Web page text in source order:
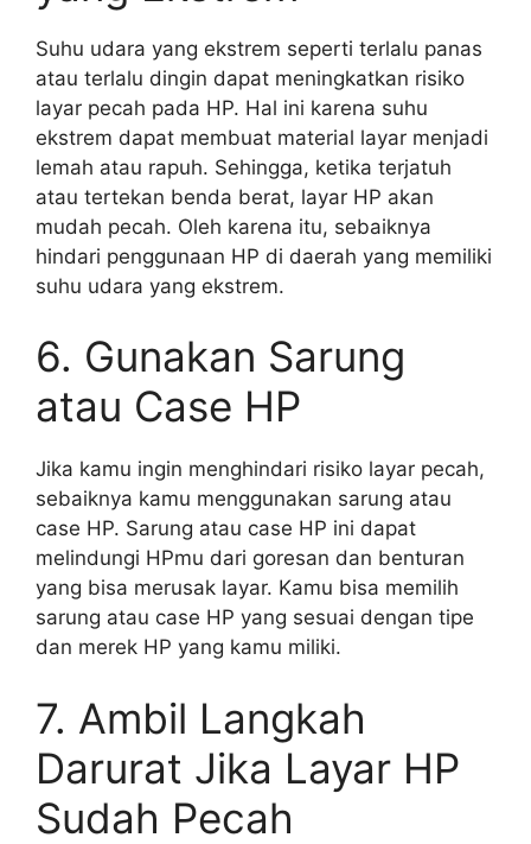
Suhu udara yang ekstrem seperti terlalu panas
atau terlalu dingin dapat meningkatkan risiko
layar pecah pada HP. Hal ini karena suhu
ekstrem dapat membuat material layar menjadi
lemah atau rapuh. Sehingga, ketika terjatuh
atau tertekan benda berat, layar HP akan
mudah pecah. Oleh karena itu, sebaiknya
hindari penggunaan HP di daerah yang memiliki
suhu udara yang ekstrem.
6. Gunakan Sarung
atau Case HP
Jika kamu ingin menghindari risiko layar pecah,
sebaiknya kamu menggunakan sarung atau
case HP. Sarung atau case HP ini dapat
melindungi HPmu dari goresan dan benturan
yang bisa merusak layar. Kamu bisa memilih
sarung atau case HP yang sesuai dengan tipe
dan merek HP yang kamu miliki.
7. Ambil Langkah
Darurat Jika Layar HP
Sudah Pecah